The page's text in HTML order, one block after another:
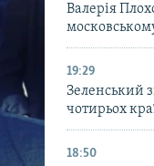
Валерія
19:29
Зеленський
чотирьох
18:50